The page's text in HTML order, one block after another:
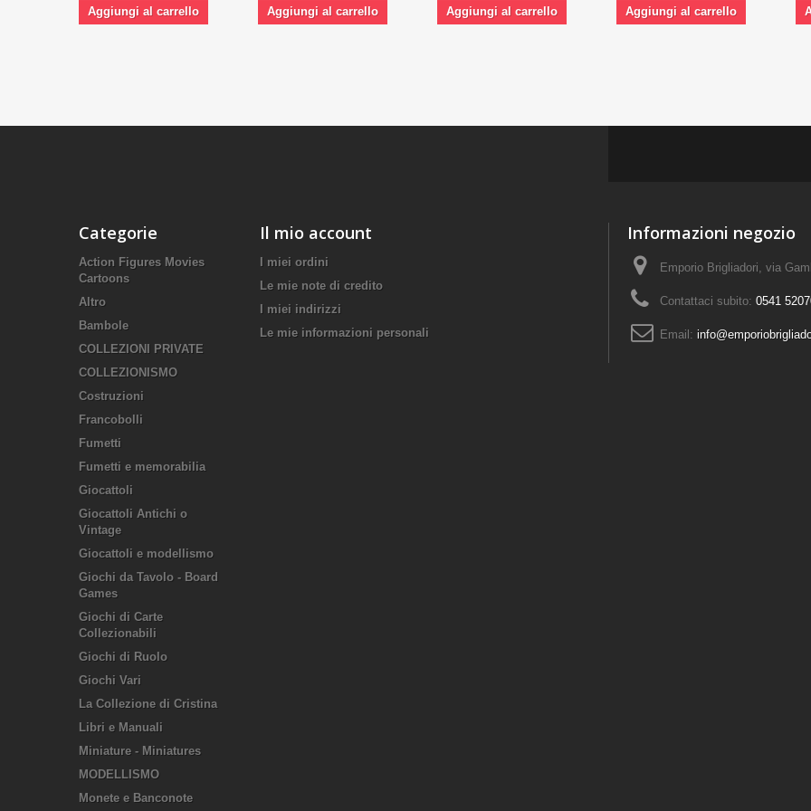
Aggiungi al carrello Aggiungi al carrello Aggiungi al carrello Aggiungi al carrello
Categorie
Action Figures Movies
Cartoons
Altro
Bambole
COLLEZIONI PRIVATE
COLLEZIONISMO
Costruzioni
Francobolli
Fumetti
Fumetti e memorabilia
Giocattoli
Giocattoli Antichi o
Vintage
Giocattoli e modellismo
Giochi da Tavolo - Board
Games
Giochi di Carte
Collezionabili
Giochi di Ruolo
Giochi Vari
La Collezione di Cristina
Libri e Manuali
Miniature - Miniatures
MODELLISMO
Monete e Banconote
Il mio account
I miei ordini
Le mie note di credito
I miei indirizzi
Le mie informazioni personali
Informazioni negozio
Emporio Brigliadori, via
Contattaci subito: 0541
Email: